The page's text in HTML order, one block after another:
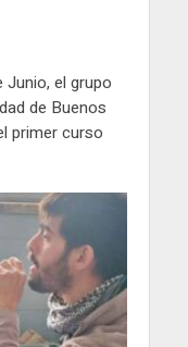
Junio, el grupo
de Buenos
primer curso